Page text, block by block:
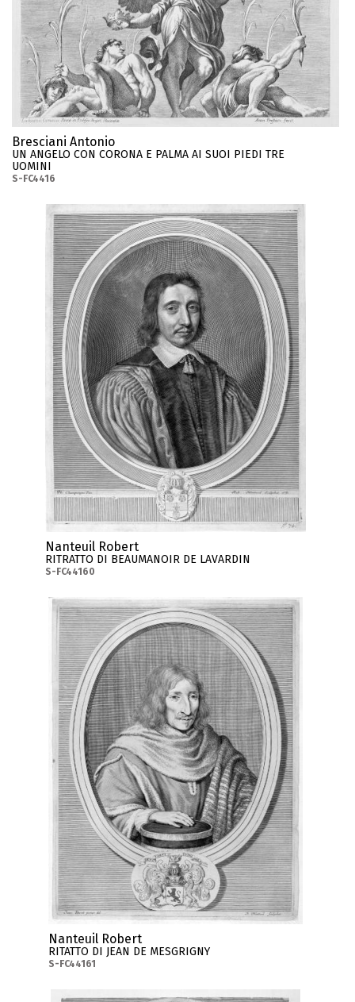
Bresciani Antonio
UN ANGELO CON CORONA E PALMA AI SUOI PIEDI TRE
UOMINI
S-FC4416
Nanteuil Robert
RITRATTO DI BEAUMANOIR DE LAVARDIN
S-FC44160
Nanteuil Robert
RITATTO DI JEAN DE MESGRIGNY
S-FC44161